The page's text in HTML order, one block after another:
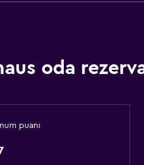
oda
puanı